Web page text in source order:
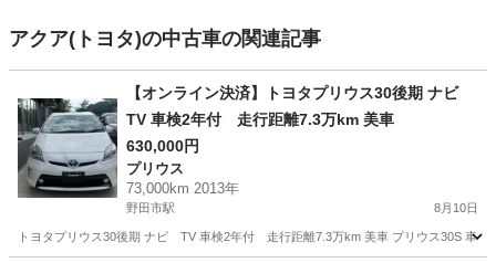
アクア(トヨタ)の中古車の関連記事
【オンライン決済】トヨタプリウス30後期 ナビ
TV 車検2年付 走行距離7.3万km 美車
630,000円
プリウス
73,000km 2013年
野田市駅 8月10日
トヨタプリウス30後期 ナビ TV 車検2年付 走行距離7.3万km 美車 プリウス30S 車